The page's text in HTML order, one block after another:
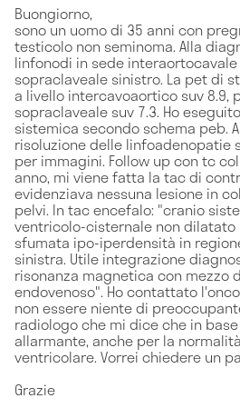
Buongiorno,
sono un uomo di 35 anni con
testicolo non seminoma. Alla
linfonodi in sede
sopraclaveale sinistro. La pet di
a livello intercavoaortico suv 8.9,
sopraclaveale suv 7.3. Ho
sistemica secondo schema peb.
risoluzione delle linfoadenopatie
per immagini. Follow up con tc
anno, mi viene fatta la tac di
evidenziava nessuna lesione in
pelvi. In tac encefalo: "cranio
ventricolo-cisternale non
sfumata ipo-iperdensità in
sinistra. Utile integrazione
risonanza magnetica con mezzo
endovenoso". Ho contattato
non essere niente di
radiologo che mi dice che in
allarmante, anche per la
ventricolare. Vorrei chiedere un
Grazie